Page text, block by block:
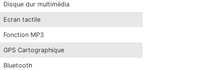
Disque dur multimédia
Ecran tactile
Fonction MP3
GPS Cartographique
Bluetooth